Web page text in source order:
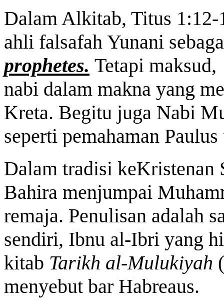
Dalam Alkitab, Titus 1:12-
ahli falsafah Yunani
prophetes. Tetapi maksud,
nabi dalam makna yang
Kreta. Begitu juga Nabi
seperti pemahaman
Dalam tradisi keKristenan
Bahira menjumpai
remaja. Penulisan adalah
sendiri, Ibnu al-Ibri yang
kitab Tarikh al-Mulukiyah
menyebut bar Habreaus.